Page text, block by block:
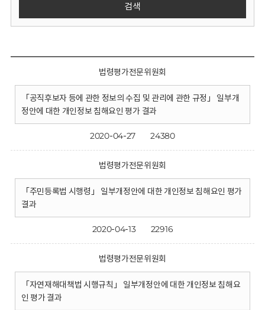
검색
법령평가전문위원회
「공직후보자 등에 관한 정보의 수집 및 관리에 관한 규정」 일부개
정안에 대한 개인정보 침해요인 평가 결과
2020-04-27 24380
법령평가전문위원회
「주민등록법 시행령」 일부개정안에 대한 개인정보 침해요인 평가
결과
2020-04-13 22916
법령평가전문위원회
「자연재해대책법 시행규칙」 일부개정안에 대한 개인정보 침해요
인 평가 결과